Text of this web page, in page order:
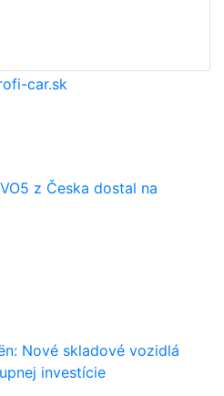
z Česka dostal na
Nové skladové vozidlá
investície